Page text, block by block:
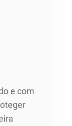
e com